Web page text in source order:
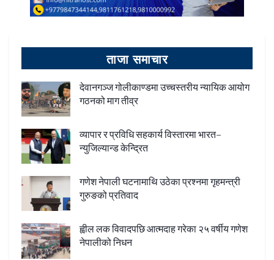
ताजा समाचार
देवानगञ्ज गोलीकाण्डमा उच्चस्तरीय न्यायिक आयोग
गठनको माग तीव्र
व्यापार र प्रविधि सहकार्य विस्तारमा भारत–
न्युजिल्यान्ड केन्द्रित
गणेश नेपाली घटनामाथि उठेका प्रश्नमा गृहमन्त्री
गुरुङको प्रतिवाद
ह्वील लक विवादपछि आत्मदाह गरेका २५ वर्षीय गणेश
नेपालीको निधन